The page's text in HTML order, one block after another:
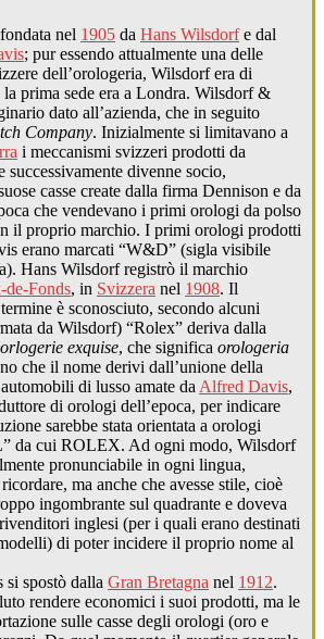
nel 1905 da Hans Wilsdorfe dal
; pur essendo attualmente una delle
dell’orologeria, Wilsdorf era di
la prima sede era a Londra. Wilsdorf &
dato all’azienda, che in seguito
Company. Inizialmente si limitavano a
i meccanismi svizzeri prodotti da
successivamente divenne socio,
casse create dalla firma Dennison e da
che vendevano i primi orologi da polso
il proprio marchio. I primi orologi prodotti
erano marcati “W&D” (sigla visibile
Hans Wilsdorf registrò il marchio
de-Fonds, in Svizzera nel 1908. Il
è sconosciuto, secondo alcuni
da Wilsdorf) “Rolex” deriva dalla
exquise, che significa orologeria
che il nome derivi dall’unione della
di lusso amate da Alfred Davis,
di orologi dell’epoca, per indicare
sarebbe stata orientata a orologi
da cui ROLEX. Ad ogni modo, Wilsdorf
pronunciabile in ogni lingua,
ma anche che avesse stile, cioè
ingombrante sul quadrante e doveva
inglesi (per i quali erano destinati
di poter incidere il proprio nome al
spostò dalla Gran Bretagna nel 1912.
rendere economici i suoi prodotti, ma le
sulle casse degli orologi (oro e